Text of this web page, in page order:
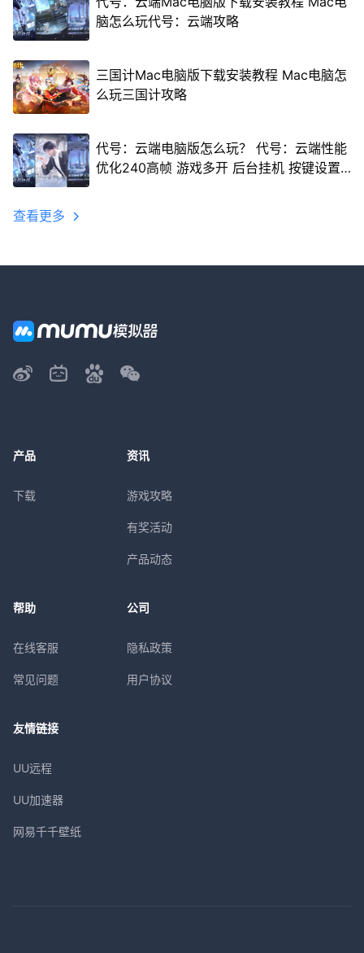
脑怎么玩代号：云端攻略
三国计Mac电脑版下载安装教程 Mac电脑怎
么玩三国计攻略
代号：云端电脑版怎么玩？ 代号：云端性能
优化240高帧 游戏多开 后台挂机 按键设置
查看更多
产品
下载
资讯
游戏攻略
有奖活动
产品动态
帮助
在线客服
常见问题
公司
隐私政策
用户协议
友情链接
UU远程
UU加速器
网易千千壁纸